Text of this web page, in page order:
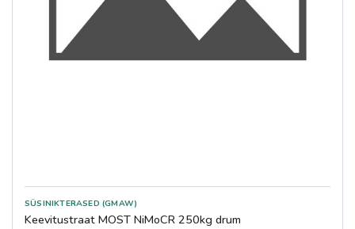
SÜSINIKTERASED (GMAW)
Keevitustraat MOST NiMoCR 250kg drum